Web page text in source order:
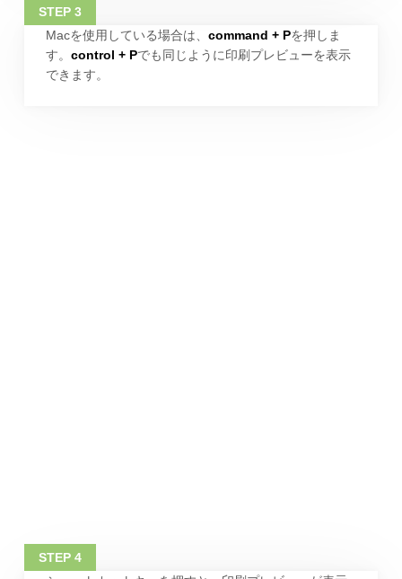
Macを使用している場合は、 command + Pを押しま
す。 control + Pでも同じように印刷プレビューを表示
できます。